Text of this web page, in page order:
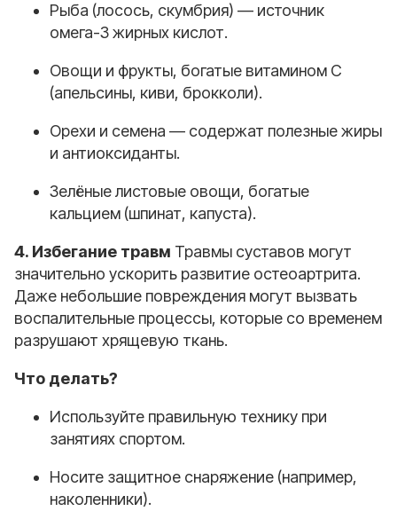
Рыба (лосось, скумбрия) — источник
омега-3 жирных кислот.
Овощи и фрукты, богатые витамином C
(апельсины, киви, брокколи).
Орехи и семена — содержат полезные жиры
и антиоксиданты.
Зелёные листовые овощи, богатые
кальцием (шпинат, капуста).
4. Избегание травм Травмы суставов могут
значительно ускорить развитие остеоартрита.
Даже небольшие повреждения могут вызвать
воспалительные процессы, которые со временем
разрушают хрящевую ткань.
Что делать?
Используйте правильную технику при
занятиях спортом.
Носите защитное снаряжение (например,
наколенники).